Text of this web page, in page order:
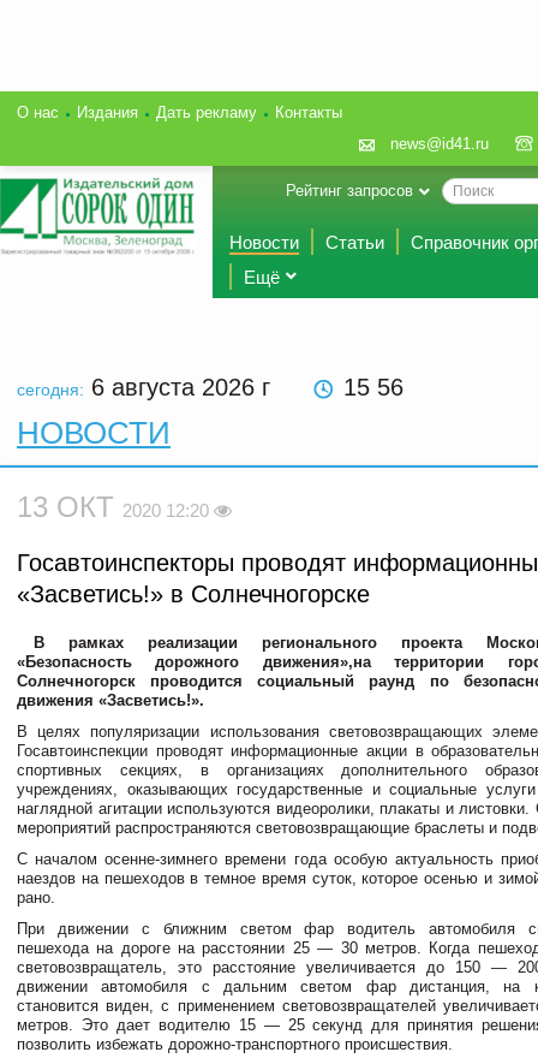
О нас Издания Дать рекламу
Контакты
news@id41.ru
Рейтинг запросов
Новости Статьи
Справочник
Ещё
сегодня: 6 августа 2026 г 15 56
НОВОСТИ
13 ОКТ 2020 12:20
Госавтоинспекторы проводят
«Засветись!» в Солнечногорске
В рамках реализации регионального проекта
«Безопасность дорожного движения»,на территории
Солнечногорск проводится социальный раунд по
движения «Засветись!».
В целях популяризации использования световозвращающих
Госавтоинспекции проводят информационные акции в
спортивных секциях, в организациях дополнительного
учреждениях, оказывающих государственные и социальные
наглядной агитации используются видеоролики, плакаты и листовки.
мероприятий распространяются световозвращающие браслеты и
С началом осенне-зимнего времени года особую актуальность
наездов на пешеходов в темное время суток, которое осенью и
рано.
При движении с ближним светом фар водитель автомобиля
пешехода на дороге на расстоянии 25 — 30 метров. Когда
световозвращатель, это расстояние увеличивается до 150 —
движении автомобиля с дальним светом фар дистанция, на
становится виден, с применением световозвращателей
метров. Это дает водителю 15 — 25 секунд для принятия
позволить избежать дорожно-транспортного происшествия.